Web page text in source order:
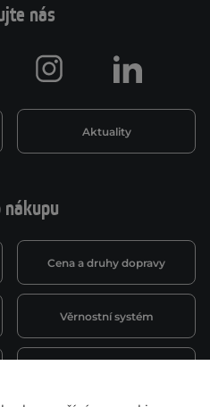
nákupu
Cena a druhy dopravy
Věrnostní systém
nás
Aktuality
Instagram LinkedIn